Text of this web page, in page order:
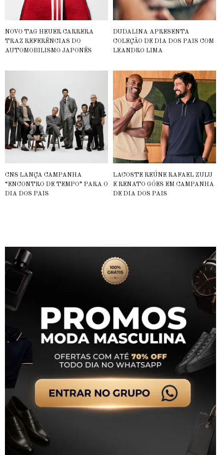
NOVO TAG HEUER CARRERA
TRAZ REFERÊNCIAS DO
AUTOMOBILISMO JAPONÊS
DUDALINA APRESENTA
COLEÇÃO DE DIA DOS PAIS COM
LEANDRO LIMA
CNS LANÇA CAMPANHA
“ENCONTRO DE TEMPO” PARA O
DIA DOS PAIS
LACOSTE REÚNE RAFAEL ZULU
E RENATO GÓES EM CAMPANHA
DE DIA DOS PAIS